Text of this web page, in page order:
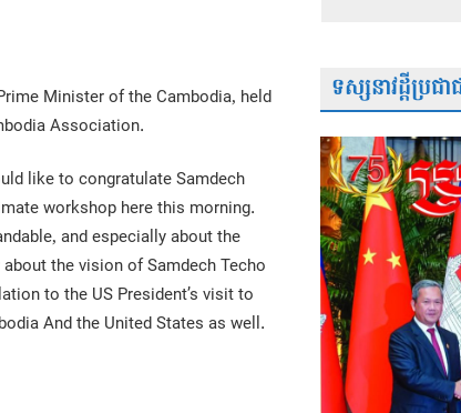
Minister of the Cambodia, held
Association.
like to congratulate Samdech
workshop here this morning.
and especially about the
the vision of Samdech Techo
to the US President’s visit to
And the United States as well.
ទស្សនាវដ្តីប្រជ